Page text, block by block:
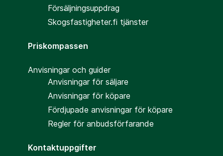
Försäljningsuppdrag
Skogsfastigheter.fi tjänster
Priskompassen
Anvisningar och guider
Anvisningar för säljare
Anvisningar för köpare
Fördjupade anvisningar för köpare
Regler för anbudsförfarande
Kontaktuppgifter